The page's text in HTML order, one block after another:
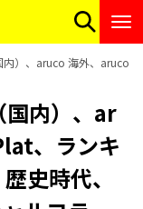
）、aruco 海外、aruco
国内）、ar
、ランキ
史時代、